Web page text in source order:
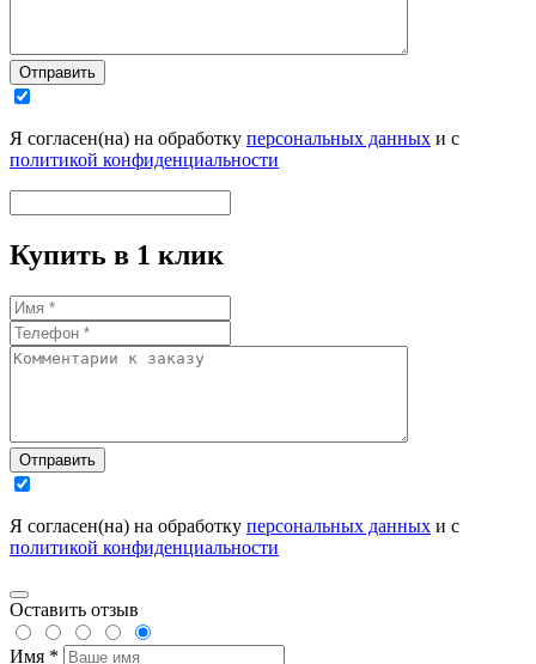
Отправить
Я согласен(на) на обработку персональных данных и с
политикой конфиденциальности
Купить в 1 клик
Отправить
Я согласен(на) на обработку персональных данных и с
политикой конфиденциальности
Оставить отзыв
Имя *